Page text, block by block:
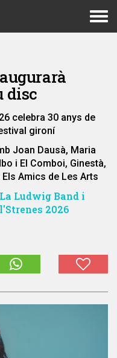
disc
celebra 30 anys de
gironí
Joan Dausà, Maria
i El Comboi, Ginestà,
Amics de Les Arts
Ludwig Band i
2026